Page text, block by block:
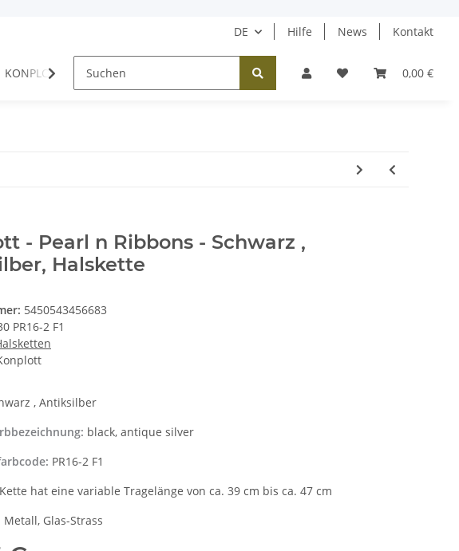
DE Hilfe News Kontakt
0,00 €
KONPLOTT Serien Halsketten Ohrringe
- Pearl n Ribbons - Schwarz ,
Halskette
5450543456683
PR16-2 F1
, Antiksilber
black, antique silver
PR16-2 F1
hat eine variable Tragelänge von ca. 39 cm bis ca. 47 cm
Metall, Glas-Strass